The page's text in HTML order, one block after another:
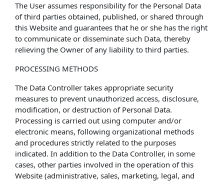
The User assumes responsibility for the Personal Data
of third parties obtained, published, or shared through
this Website and guarantees that he or she has the right
to communicate or disseminate such Data, thereby
relieving the Owner of any liability to third parties.
PROCESSING METHODS
The Data Controller takes appropriate security
measures to prevent unauthorized access, disclosure,
modification, or destruction of Personal Data.
Processing is carried out using computer and/or
electronic means, following organizational methods
and procedures strictly related to the purposes
indicated. In addition to the Data Controller, in some
cases, other parties involved in the operation of this
Website (administrative, sales, marketing, legal, and